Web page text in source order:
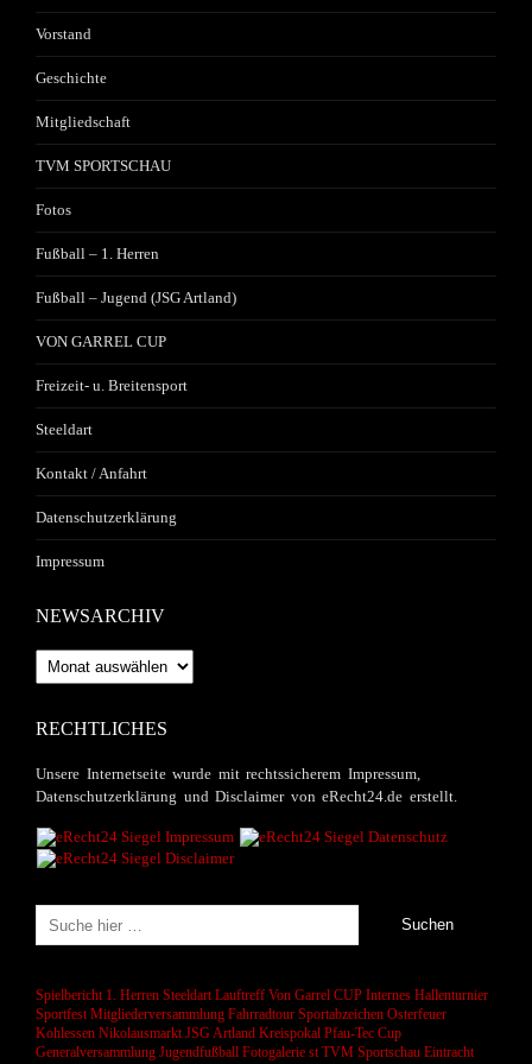
Vorstand
Geschichte
Mitgliedschaft
TVM SPORTSCHAU
Fotos
Fußball – 1. Herren
Fußball – Jugend (JSG Artland)
VON GARREL CUP
Freizeit- u. Breitensport
Steeldart
Kontakt / Anfahrt
Datenschutzerklärung
Impressum
NEWSARCHIV
Newsarchiv
RECHTLICHES
Unsere Internetseite wurde mit rechtssicherem Impressum,
Datenschutzerklärung und Disclaimer von eRecht24.de erstellt.
Spielbericht 1. Herren Steeldart Lauftreff Von Garrel CUP Internes Hallenturnier
Sportfest Mitgliederversammlung Fahrradtour Sportabzeichen Osterfeuer
Kohlessen Nikolausmarkt JSG Artland Kreispokal Pfau-Tec Cup
Generalversammlung Jugendfußball Fotogalerie st TVM Sportschau Eintracht